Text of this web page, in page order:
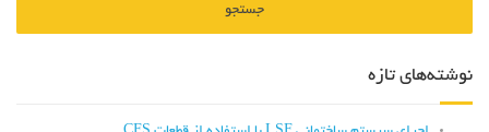
نوشته‌های تازه